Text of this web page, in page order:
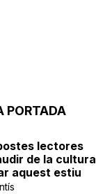
PORTADA
lectores
de la cultura
aquest estiu